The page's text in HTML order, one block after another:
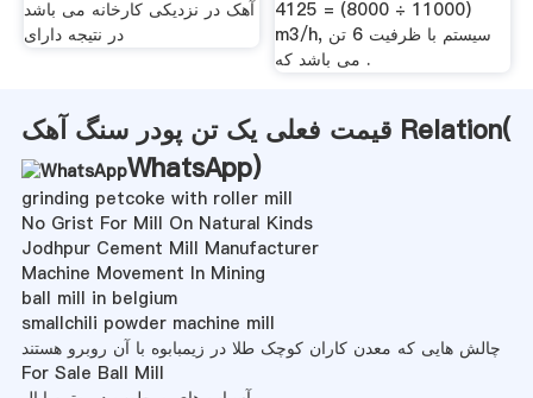
آهک در نزدیکی کارخانه می باشد
در نتیجه دارای
(11000 ÷ 8000) = 4125
m3/h, سیستم با ظرفیت 6 تن
می باشد که .
قیمت فعلی یک تن پودر سنگ آهک Relation(
WhatsApp)
grinding petcoke with roller mill
No Grist For Mill On Natural Kinds
Jodhpur Cement Mill Manufacturer
Machine Movement In Mining
ball mill in belgium
smallchili powder machine mill
چالش هایی که معدن کاران کوچک طلا در زیمبابوه با آن روبرو هستند
For Sale Ball Mill